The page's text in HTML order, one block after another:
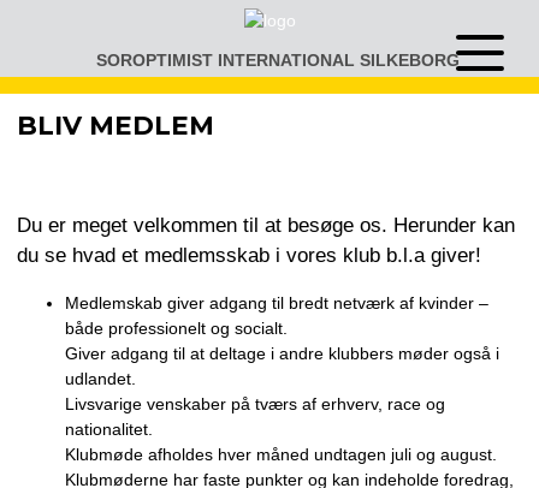
SOROPTIMIST INTERNATIONAL SILKEBORGÅben
eller
luk
BLIV MEDLEM
Du er meget velkommen til at besøge os. Herunder kan
du se hvad et medlemsskab i vores klub b.l.a giver!
Medlemskab giver adgang til bredt netværk af kvinder –
både professionelt og socialt.
Giver adgang til at deltage i andre klubbers møder også i
udlandet.
Livsvarige venskaber på tværs af erhverv, race og
nationalitet.
Klubmøde afholdes hver måned undtagen juli og august.
Klubmøderne har faste punkter og kan indeholde foredrag,